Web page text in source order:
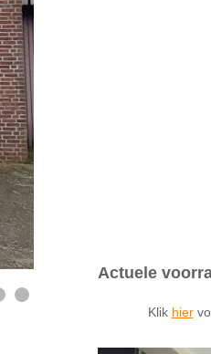
Actuele
Klik hier